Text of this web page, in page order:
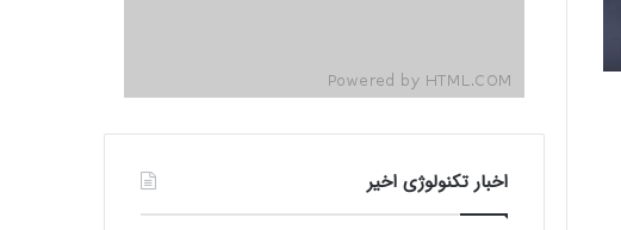
اخبار تکنولوژی اخیر